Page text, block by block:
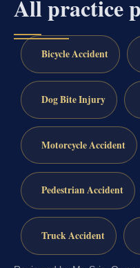
All practice
Bicycle Accident
Dog Bite Injury
Motorcycle Accident
Pedestrian Accident
Truck Accident